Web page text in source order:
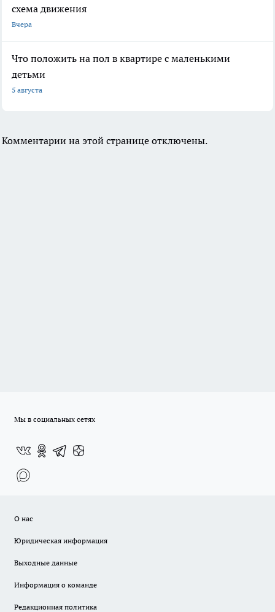
схема движения
Вчера
Что положить на пол в квартире с маленькими
детьми
5 августа
Комментарии на этой странице отключены.
Мы в социальных сетях
О нас
Юридическая информация
Выходные данные
Информация о команде
Редакционная политика